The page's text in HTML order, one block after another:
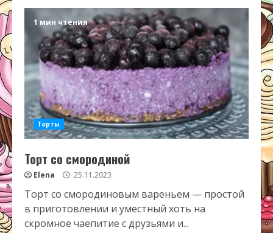
1 мин чтения
Торты
Торт со смородиной
Elena 25.11.2023
Торт со смородиновым вареньем — простой
в приготовлении и уместный хоть на
скромное чаепитие с друзьями и...